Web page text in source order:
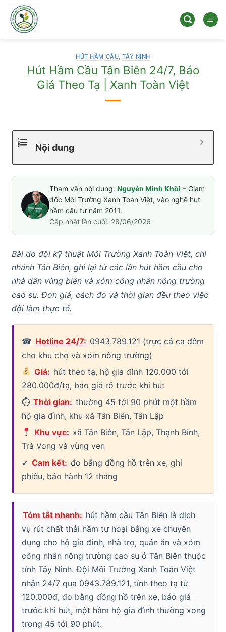
qua
dung
HÚT HẦM CẦU,TÂY NINH
Hút Hầm Cầu Tân Biên 24/7, Báo
Giá Theo Tạ | Xanh Toàn Việt
Nội dung
Tham vấn nội dung: Nguyễn Minh Khôi – Giám
đốc Môi Trường Xanh Toàn Việt, vào nghề hút
hầm cầu từ năm 2011.
Cập nhật lần cuối: 28/06/2026
Bài do đội kỹ thuật Môi Trường Xanh Toàn Việt, chi
nhánh Tân Biên, ghi lại từ các lần hút hầm cầu cho
nhà dân vùng biên và xóm công nhân nông trường
cao su. Đơn giá, cách đo và thời gian đều theo việc
đội làm thực tế.
☎ Hotline 24/7: 0943.789.121 (trực cả ca đêm
cho khu chợ và xóm nông trường)
Giá: hút theo tạ, hộ gia đình 120.000 tới
280.000đ/tạ, báo giá rõ trước khi hút
⏱ Thời gian: thường 45 tới 90 phút một hầm
hộ gia đình, khu xã Tân Biên, Tân Lập
Khu vực: xã Tân Biên, Tân Lập, Thạnh Bình,
Trà Vong và vùng ven
✔ Cam kết: đo bằng đồng hồ trên xe, ghi
phiếu, bảo hành 12 tháng
Tóm tắt nhanh: hút hầm cầu Tân Biên là dịch
vụ rút chất thải hầm tự hoại bằng xe chuyên
dụng cho hộ gia đình, nhà trọ, quán ăn và xóm
công nhân nông trường cao su ở Tân Biên thuộc
tỉnh Tây Ninh. Đội Môi Trường Xanh Toàn Việt
nhận 24/7 qua 0943.789.121, tính theo tạ từ
120.000đ, đo bằng đồng hồ trên xe, báo giá
trước khi hút, một hầm hộ gia đình thường xong
trong 45 tới 90 phút.